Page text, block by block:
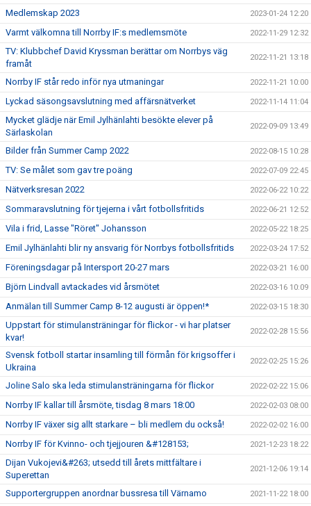
Medlemskap 2023 2023-01-24 12:20
Varmt välkomna till Norrby IF:s medlemsmöte 2022-11-29 12:32
TV: Klubbchef David Kryssman berättar om Norrbys väg
framåt
2022-11-21 13:18
Norrby IF står redo inför nya utmaningar 2022-11-21 10:00
Lyckad säsongsavslutning med affärsnätverket 2022-11-14 11:04
Mycket glädje när Emil Jylhänlahti besökte elever på
Särlaskolan
2022-09-09 13:49
Bilder från Summer Camp 2022 2022-08-15 10:28
TV: Se målet som gav tre poäng 2022-07-09 22:45
Nätverksresan 2022 2022-06-22 10:22
Sommaravslutning för tjejerna i vårt fotbollsfritids 2022-06-21 12:52
Vila i frid, Lasse "Röret" Johansson 2022-05-22 18:25
Emil Jylhänlahti blir ny ansvarig för Norrbys fotbollsfritids 2022-03-24 17:52
Föreningsdagar på Intersport 20-27 mars 2022-03-21 16:00
Björn Lindvall avtackades vid årsmötet 2022-03-16 10:09
Anmälan till Summer Camp 8-12 augusti är öppen!* 2022-03-15 18:30
Uppstart för stimulansträningar för flickor - vi har platser
kvar!
2022-02-28 15:56
Svensk fotboll startar insamling till förmån för krigsoffer i
Ukraina
2022-02-25 15:26
Joline Salo ska leda stimulansträningarna för flickor 2022-02-22 15:06
Norrby IF kallar till årsmöte, tisdag 8 mars 18:00 2022-02-03 08:00
Norrby IF växer sig allt starkare – bli medlem du också! 2022-02-02 16:00
Norrby IF för Kvinno- och tjejjouren &#128153; 2021-12-23 18:22
Dijan Vukojevi&#263; utsedd till årets mittfältare i
Superettan
2021-12-06 19:14
Supportergruppen anordnar bussresa till Värnamo 2021-11-22 18:00